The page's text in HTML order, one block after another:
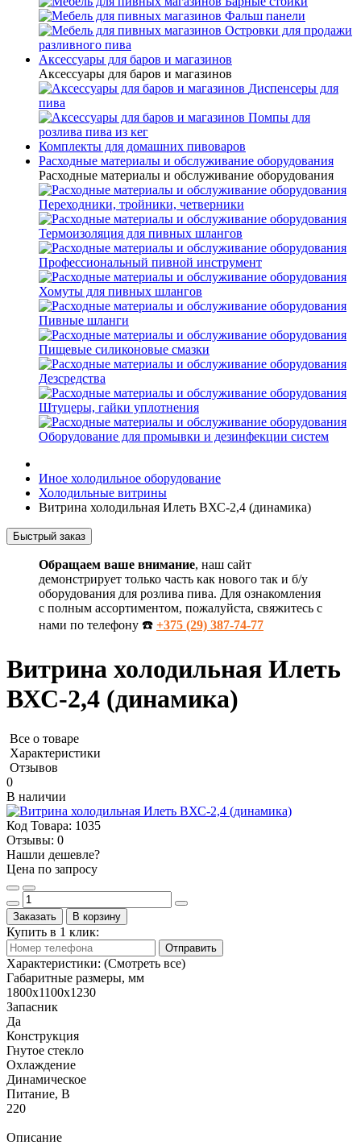
Фальш панели
Островки для продажи
разливного пива
Аксессуары для баров и магазинов
Аксессуары для баров и магазинов
Диспенсеры для
пива
Помпы для
розлива пива из кег
Комплекты для домашних пивоваров
Расходные материалы и обслуживание оборудования
Расходные материалы и обслуживание оборудования
Переходники, тройники, четверники
Термоизоляция для пивных шлангов
Профессиональный пивной инструмент
Хомуты для пивных шлангов
Пивные шланги
Пищевые силиконовые смазки
Дезсредства
Штуцеры, гайки уплотнения
Оборудование для промывки и дезинфекции систем
Иное холодильное оборудование
Холодильные витрины
Витрина холодильная Илеть ВХС-2,4 (динамика)
Быстрый заказ
Обращаем ваше внимание, наш сайт
демонстрирует только часть как нового так и б/у
оборудования для розлива пива. Для ознакомления
с полным ассортиментом, пожалуйста, свяжитесь с
нами по телефону ☎️ +375 (29) 387-74-77
Витрина холодильная Илеть
ВХС-2,4 (динамика)
Все о товаре
Характеристики
Отзывов
0
В наличии
Код Товара: 1035
Отзывы: 0
Нашли дешевле?
Цена по запросу
Заказать В корзину
Купить в 1 клик:
Отправить
Характеристики: (Смотреть все)
Габаритные размеры, мм
1800х1100х1230
Запасник
Да
Конструкция
Гнутое стекло
Охлаждение
Динамическое
Питание, В
220
Описание